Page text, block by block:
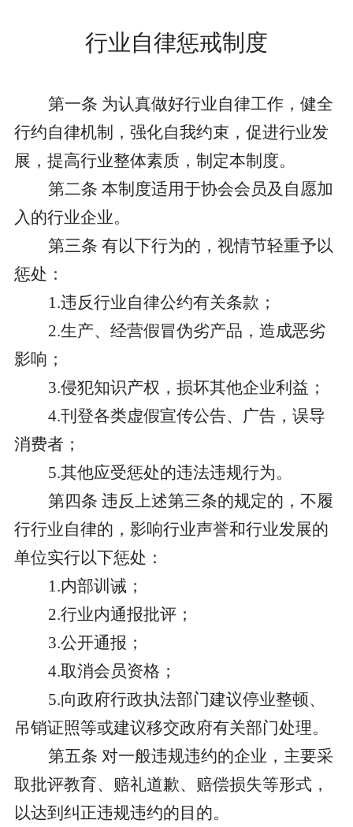
行业自律惩戒制度
第一条 为认真做好行业自律工作，健全
行约自律机制，强化自我约束，促进行业发
展，提高行业整体素质，制定本制度。
第二条 本制度适用于协会会员及自愿加
入的行业企业。
第三条 有以下行为的，视情节轻重予以
惩处：
1.违反行业自律公约有关条款；
2.生产、经营假冒伪劣产品，造成恶劣
影响；
3.侵犯知识产权，损坏其他企业利益；
4.刊登各类虚假宣传公告、广告，误导
消费者；
5.其他应受惩处的违法违规行为。
第四条 违反上述第三条的规定的，不履
行行业自律的，影响行业声誉和行业发展的
单位实行以下惩处：
1.内部训诫；
2.行业内通报批评；
3.公开通报；
4.取消会员资格；
5.向政府行政执法部门建议停业整顿、
吊销证照等或建议移交政府有关部门处理。
第五条 对一般违规违约的企业，主要采
取批评教育、赔礼道歉、赔偿损失等形式，
以达到纠正违规违约的目的。